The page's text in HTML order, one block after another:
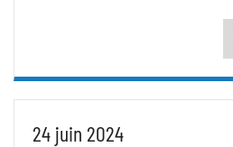
24 juin 2024